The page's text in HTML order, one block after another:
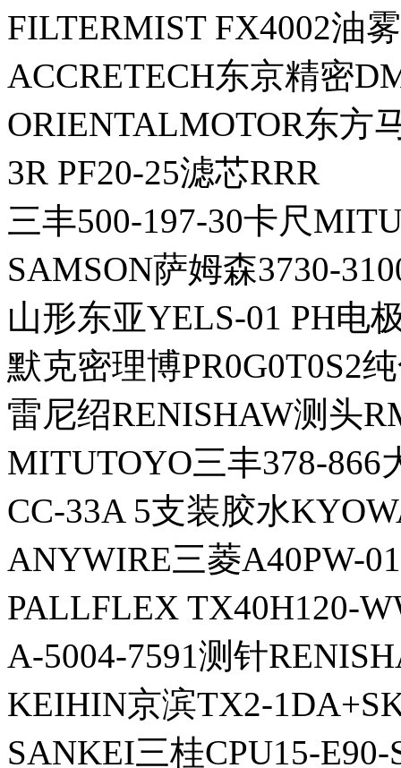
FILTERMIST FX4002油
ACCRETECH东京精密
ORIENTALMOTOR东方
3R PF20-25滤芯RRR
三丰500-197-30卡尺
SAMSON萨姆森3730-
山形东亚YELS-01 PH电
默克密理博PR0G0T0S2
雷尼绍RENISHAW测头
MITUTOYO三丰378-866
CC-33A 5支装胶水
ANYWIRE三菱A40PW-
PALLFLEX TX40H120-
A-5004-7591测针
KEIHIN京滨TX2-
SANKEI三桂CPU15-E90-